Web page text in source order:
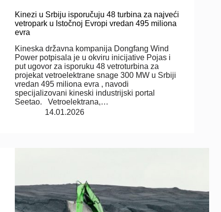
Kinezi u Srbiju isporučuju 48 turbina za najveći
vetropark u Istočnoj Evropi vredan 495 miliona
evra
Kineska državna kompanija Dongfang Wind
Power potpisala je u okviru inicijative Pojas i
put ugovor za isporuku 48 vetroturbina za
projekat vetroelektrane snage 300 MW u Srbiji
vredan 495 miliona evra , navodi
specijalizovani kineski industrijski portal
Seetao. Vetroelektrana,…
14.01.2026